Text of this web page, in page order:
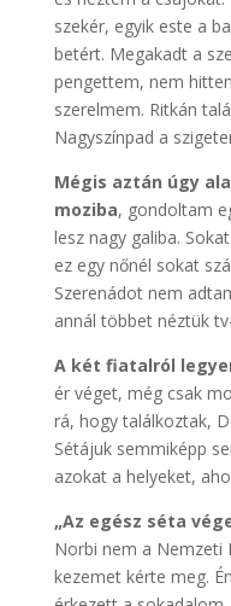
szekér, egyik este a
betért. Megakadt a
pengettem, nem
szerelmem. Ritkán
Nagyszínpad a
Mégis aztán úgy
moziba, gondoltam
lesz nagy galiba.
ez egy nőnél sokat
Szerenádot nem
annál többet néztük
A két fiatalról
ér véget, még csak
rá, hogy találkoztak,
Sétájuk semmiképp
azokat a helyeket,
„Az egész séta
Norbi nem a Nemzeti
kezemet kérte meg.